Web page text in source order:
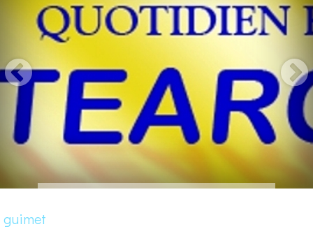
guimet